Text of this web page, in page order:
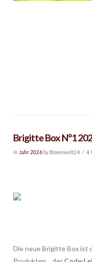
Brigitte Box N°1
In Jahr 2026by Boxenwelt24 4.
Die neue Brigitte Box ist